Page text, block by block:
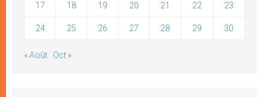
17 18 19 20 21 22 23
24 25 26 27 28 29 30
« Août Oct »